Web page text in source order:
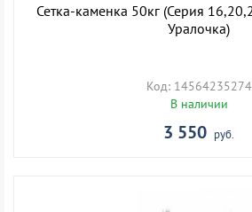
Сетка-каменка 50кг (Серия
Уралочка)
Код: 14564235274
В наличии
3 550 руб.